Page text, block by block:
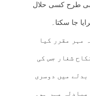
طرح کسی حلال
جا سکتا۔
مہر مقرر کیا
شغار جس کی
میں دوسری
مہر ہو۔